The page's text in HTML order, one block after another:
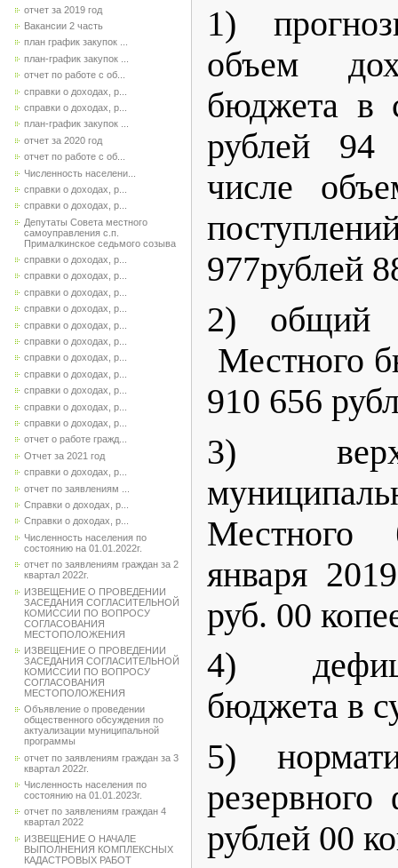
отчет за 2019 год
Вакансии 2 часть
план график закупок ...
план-график закупок ...
отчет по работе с об...
справки о доходах, р...
справки о доходах, р...
план-график закупок ...
отчет за 2020 год
отчет по работе с об...
Численность населени...
справки о доходах, р...
справки о доходах, р...
Депутаты Совета местного
самоуправления с.п.
Прималкинское седьмого созыва
справки о доходах, р...
справки о доходах, р...
справки о доходах, р...
справки о доходах, р...
справки о доходах, р...
справки о доходах, р...
справки о доходах, р...
справки о доходах, р...
справки о доходах, р...
справки о доходах, р...
справки о доходах, р...
отчет о работе гражд...
Отчет за 2021 год
справки о доходах, р...
отчет по заявлениям ...
Справки о доходах, р...
Справки о доходах, р...
Численность населения по
состоянию на 01.01.2022г.
отчет по заявлениям граждан за 2
квартал 2022г.
ИЗВЕЩЕНИЕ О ПРОВЕДЕНИИ
ЗАСЕДАНИЯ СОГЛАСИТЕЛЬНОЙ
КОМИССИИ ПО ВОПРОСУ
СОГЛАСОВАНИЯ
МЕСТОПОЛОЖЕНИЯ
ИЗВЕЩЕНИЕ О ПРОВЕДЕНИИ
ЗАСЕДАНИЯ СОГЛАСИТЕЛЬНОЙ
КОМИССИИ ПО ВОПРОСУ
СОГЛАСОВАНИЯ
МЕСТОПОЛОЖЕНИЯ
Объявление о проведении
общественного обсуждения по
актуализации муниципальной
программы
отчет по заявлениям граждан за 3
квартал 2022г.
Численность населения по
состоянию на 01.01.2023г.
отчет по заявлениям граждан 4
квартал 2022
ИЗВЕЩЕНИЕ О НАЧАЛЕ
ВЫПОЛНЕНИЯ КОМПЛЕКСНЫХ
КАДАСТРОВЫХ РАБОТ
1)
объем
бюджета в
рублей
числе
977рублей
2) общий
Местного
910 656
3)
января
руб. 00
4)
бюджета в
5)
рублей 00